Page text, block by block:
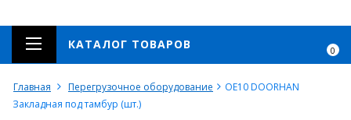
0
КАТАЛОГ ТОВАРОВ
Главная Перегрузочное оборудование
ОЕ10 DOORHAN
Закладная под тамбур (шт.)